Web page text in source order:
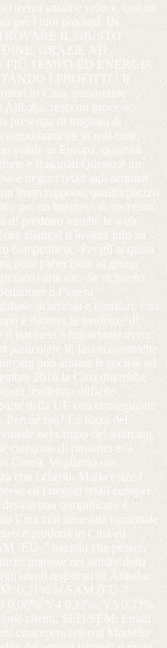
ricerca smart e veloce, con un
per i tuoi prodotti. IN
IL GIUSTO
GRAZIE AD
TEMPO ED ENERGIA
I PROFITTI ! Il
in Cina, nonostante
Alibaba, resta un processo
presenza di migliaia di
in real-time,
valide in Europa, quantità
e doganali.Questo è un
e negozi retail agli acquisti
buon rapporto qualità/prezzo
per un business di successo.
di prodotto tramite la web
aliangel ti invierà info su
competitivo; -Per gli acquisti
puoi partecipare al group
stessi articoli; -Se richiesto
o l’intera
di articoli e fornitori, con
è denaro, le tendenze di
il business è importante avere
particolare in fasi economiche
può aiutare le società ad
2016 la Cina dovrebbe
rendendo difficile
della UE con conseguente
Perchè noi? La forza del
nel campo del sourcing,
categorie di prodotto e la
Cinesi. Vogliamo,ora,
con i clienti. Market size I
ed i negozi retail europei
semplificare e
Cina con necessità opzionale
prodotta in Cina ed
-EU-7 nazioni che pesano
imprese nel settore della
utenti registrati su Alibaba
0,21% of SAM (EU-7
Y4 0,12%; Y5 0,23%.
clienti: SEO/SEM; Email
customers referral Modello